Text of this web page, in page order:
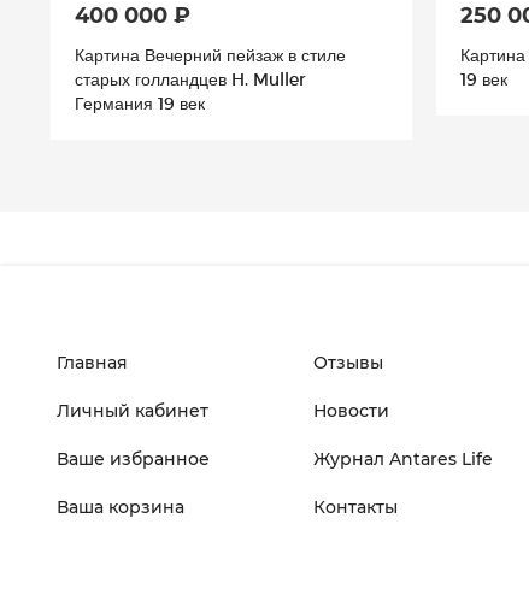
400 000 ₽
Картина Вечерний пейзаж в стиле
старых голландцев H. Muller
Германия 19 век
250
19 век
Главная
Личный кабинет
Ваше избранное
Ваша корзина
Отзывы
Новости
Журнал Antares Life
Контакты